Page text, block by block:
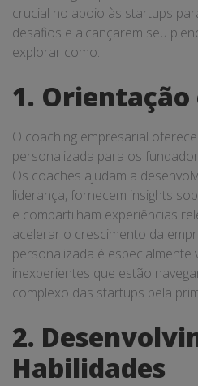
crucial no apoio às startups
desafios e alcançarem seu
explorar como:
1.
O coaching empresarial
personalizada para os
Os coaches ajudam a
liderança, fornecem insights
e compartilham experiências
acelerar o crescimento da
personalizada é
inexperientes que estão
complexo das startups pela
2.
Habilidades